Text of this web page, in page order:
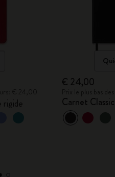
rigide
€ 24,00
Carnet Classic